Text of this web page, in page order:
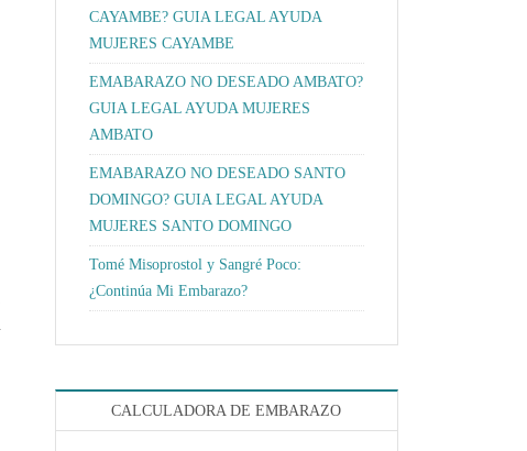
CAYAMBE? GUIA LEGAL AYUDA
MUJERES CAYAMBE
EMABARAZO NO DESEADO AMBATO?
GUIA LEGAL AYUDA MUJERES
AMBATO
EMABARAZO NO DESEADO SANTO
DOMINGO? GUIA LEGAL AYUDA
MUJERES SANTO DOMINGO
Tomé Misoprostol y Sangré Poco:
¿Continúa Mi Embarazo?
CALCULADORA DE EMBARAZO